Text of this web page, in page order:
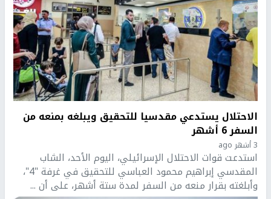
الاحتلال يستدعي مقدسيا للتحقيق ويبلغه بمنعه من
السفر 6 أشهر
3 أشهر ago
استدعت قوات الاحتلال الإسرائيلي، اليوم الأحد، الشاب
المقدسي إبراهيم محمود العباسي للتحقيق في غرفة "4"،
وأبلغته بقرار منعه من السفر لمدة ستة أشهر، على أن ...